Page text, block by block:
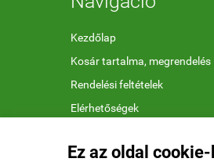
Ez az oldal
Kezdőlap
Kosár tartalma, megrendelés
Rendelési feltételek
Elérhetőségek
Ajándékutalvány feltételek